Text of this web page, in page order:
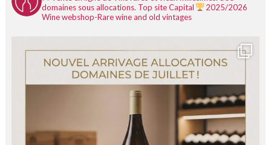
domaines sous allocations. Top site Capital
2025/2026
Wine webshop-Rare wine and old vintages